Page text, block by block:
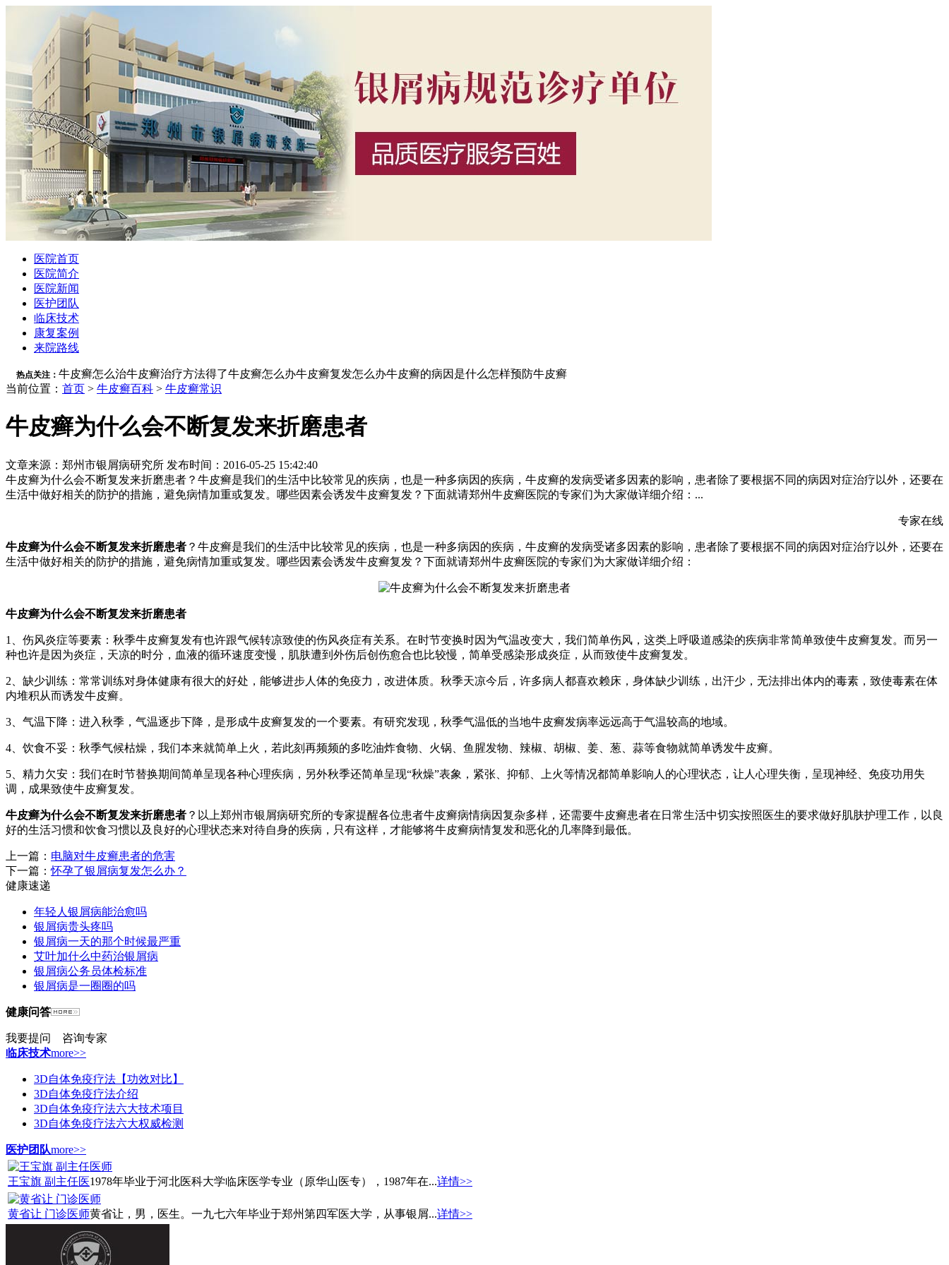
医院首页
医院简介
医院新闻
医护团队
临床技术
康复案例
来院路线
热点关注： 牛皮癣怎么治牛皮癣治疗方法得了牛皮癣怎么办牛皮癣复发怎么办牛皮癣的病因是什么怎样预防牛皮癣
当前位置： 首页 > 牛皮癣百科 > 牛皮癣常识
牛皮癣为什么会不断复发来折磨患者
文章来源：郑州市银屑病研究所 发布时间：2016-05-25 15:42:40
牛皮癣为什么会不断复发来折磨患者？牛皮癣是我们的生活中比较常见的疾病，也是一种多病因的疾病，牛皮癣的发病受诸多因素的影响，患者除了要根据不同的病因对症治疗以外，还要在
生活中做好相关的防护的措施，避免病情加重或复发。哪些因素会诱发牛皮癣复发？下面就请郑州牛皮癣医院的专家们为大家做详细介绍：...
专家在线
牛皮癣为什么会不断复发来折磨患者 ？牛皮癣是我们的生活中比较常见的疾病，也是一种多病因的疾病，牛皮癣的发病受诸多因素的影响，患者除了要根据不同的病因对症治疗以外，还要在
生活中做好相关的防护的措施，避免病情加重或复发。哪些因素会诱发牛皮癣复发？下面就请郑州牛皮癣医院的专家们为大家做详细介绍：
牛皮癣为什么会不断复发来折磨患者
1、伤风炎症等要素：秋季牛皮癣复发有也许跟气候转凉致使的伤风炎症有关系。在时节变换时因为气温改变大，我们简单伤风，这类上呼吸道感染的疾病非常简单致使牛皮癣复发。而另一
种也许是因为炎症，天凉的时分，血液的循环速度变慢，肌肤遭到外伤后创伤愈合也比较慢，简单受感染形成炎症，从而致使牛皮癣复发。
2、缺少训练：常常训练对身体健康有很大的好处，能够进步人体的免疫力，改进体质。秋季天凉今后，许多病人都喜欢赖床，身体缺少训练，出汗少，无法排出体内的毒素，致使毒素在体
内堆积从而诱发牛皮癣。
3、气温下降：进入秋季，气温逐步下降，是形成牛皮癣复发的一个要素。有研究发现，秋季气温低的当地牛皮癣发病率远远高于气温较高的地域。
4、饮食不妥：秋季气候枯燥，我们本来就简单上火，若此刻再频频的多吃油炸食物、火锅、鱼腥发物、辣椒、胡椒、姜、葱、蒜等食物就简单诱发牛皮癣。
5、精力欠安：我们在时节替换期间简单呈现各种心理疾病，另外秋季还简单呈现“秋燥”表象，紧张、抑郁、上火等情况都简单影响人的心理状态，让人心理失衡，呈现神经、免疫功用失
调，成果致使牛皮癣复发。
牛皮癣为什么会不断复发来折磨患者 ？以上郑州市银屑病研究所的专家提醒各位患者牛皮癣病情病因复杂多样，还需要牛皮癣患者在日常生活中切实按照医生的要求做好肌肤护理工作，以良
好的生活习惯和饮食习惯以及良好的心理状态来对待自身的疾病，只有这样，才能够将牛皮癣病情复发和恶化的几率降到最低。
上一篇： 电脑对牛皮癣患者的危害
下一篇：怀孕了银屑病复发怎么办？
健康速递
年轻人银屑病能治愈吗
银屑病贵头疼吗
银屑病一天的那个时候最严重
艾叶加什么中药治银屑病
银屑病公务员体检标准
银屑病是一圈圈的吗
健康问答
我要提问
咨询专家
临床技术more>>
3D自体免疫疗法【功效对比】
3D自体免疫疗法介绍
3D自体免疫疗法六大技术项目
3D自体免疫疗法六大权威检测
医护团队more>>
王宝旗 副主任医1978年毕业于河北医科大学临床医学专业（原华山医专），1987年在...详情>>
黄省让 门诊医师黄省让，男，医生。一九七六年毕业于郑州第四军医大学，从事银屑...详情>>